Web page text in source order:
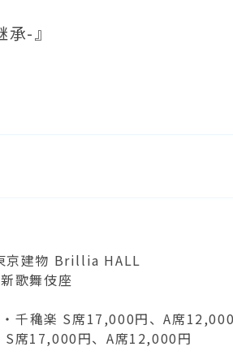
-』
京建物 Brillia HALL
歌舞伎座
千穐楽 S席17,000円、A席
S席17,000円、A席12,000円